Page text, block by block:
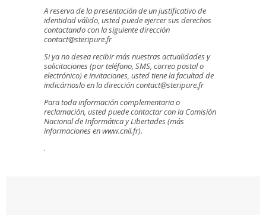
A reserva de la presentación de un justificativo de
identidad válido, usted puede ejercer sus derechos
contactando con la siguiente dirección
contact@steripure.fr
Si ya no desea recibir más nuestras actualidades y
solicitaciones (por teléfono, SMS, correo postal o
electrónico) e invitaciones, usted tiene la facultad de
indicárnoslo en la dirección contact@steripure.fr
Para toda información complementaria o
reclamación, usted puede contactar con la Comisión
Nacional de Informática y Libertades (más
informaciones en www.cnil.fr).
.